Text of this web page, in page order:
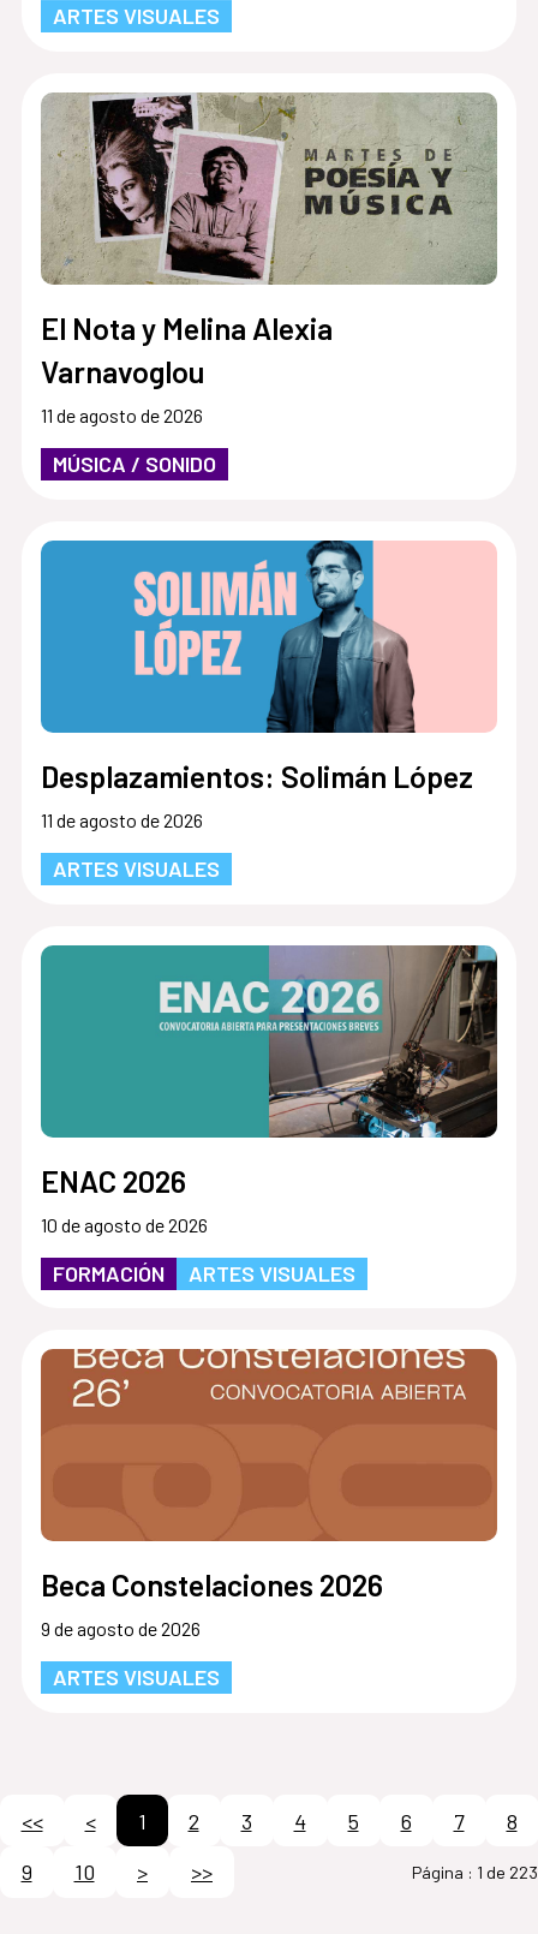
ARTES VISUALES
El Nota y Melina Alexia
Varnavoglou
11 de agosto de 2026
MÚSICA / SONIDO
Desplazamientos: Solimán López
11 de agosto de 2026
ARTES VISUALES
ENAC 2026
10 de agosto de 2026
FORMACIÓN ARTES VISUALES
Beca Constelaciones 2026
9 de agosto de 2026
ARTES VISUALES
<< < 1 2 3 4 5 6 7
8
9
10 > >> Página : 1 de 223